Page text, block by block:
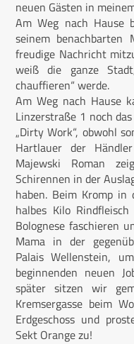
neuen Gästen in
Am Weg nach Hause
seinem benachbarten
freudige Nachricht
weiß die ganze
chauffieren“ werde.
Am Weg nach Hause
Linzerstraße 1 noch
„Dirty Work“, obwohl
Hartlauer der
Majewski Roman
Schirennen in der
haben. Beim Kromp
halbes Kilo
Bolognese faschieren
Mama in der
Palais Wellenstein,
beginnenden neuen
später sitzen wir
Kremsergasse beim
Erdgeschoss und
Sekt Orange zu!